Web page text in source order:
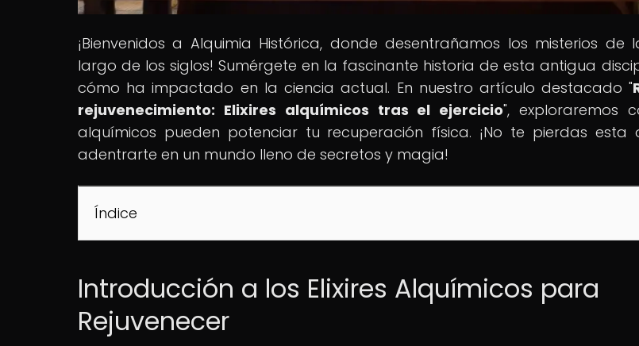
¡Bienvenidos a Alquimia Histórica, donde desentrañamos los misterios
largo de los siglos! Sumérgete en la fascinante historia de esta antigua
cómo ha impactado en la ciencia actual. En nuestro artículo destacado "
rejuvenecimiento: Elixires alquímicos tras el ejercicio", exploraremos
alquímicos pueden potenciar tu recuperación física. ¡No te pierdas esta
adentrarte en un mundo lleno de secretos y magia!
Índice
Introducción a los Elixires Alquímicos para
Rejuvenecer